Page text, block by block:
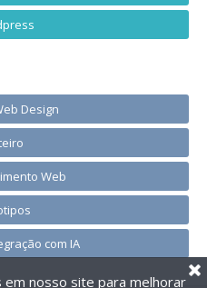
Design
Web
com IA
nosso site para melhorar